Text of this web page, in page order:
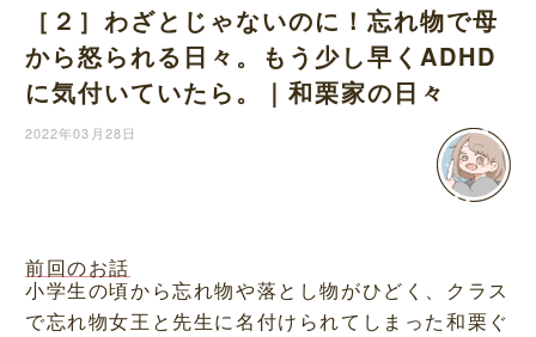
［２］わざとじゃないのに！忘れ物で母
から怒られる日々。もう少し早くADHD
に気付いていたら。｜和栗家の日々
2022年03月28日
前回のお話
小学生の頃から忘れ物や落とし物がひどく、クラス
で忘れ物女王と先生に名付けられてしまった和栗ぐ